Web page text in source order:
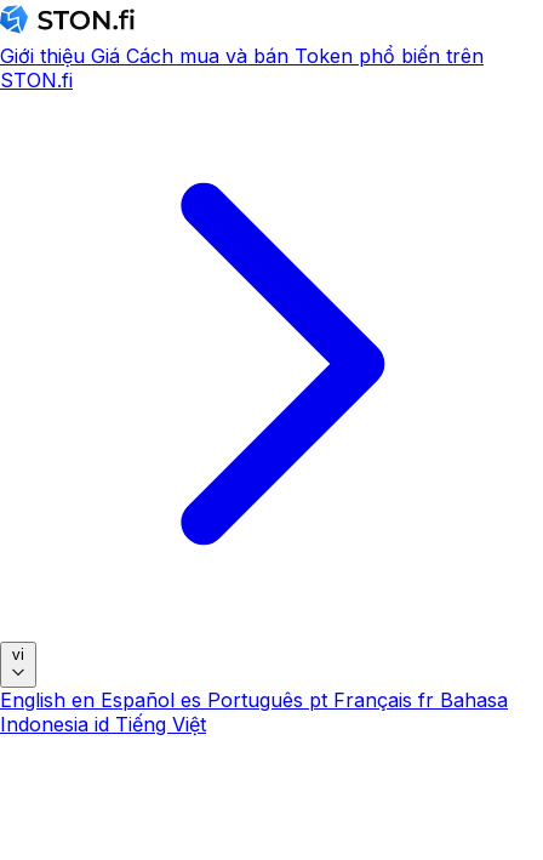
Giới thiệu Giá Cách mua và bán Token phổ biến trên
STON.fi
vi
English en Español es Português pt Français fr Bahasa
Indonesia id Tiếng Việt